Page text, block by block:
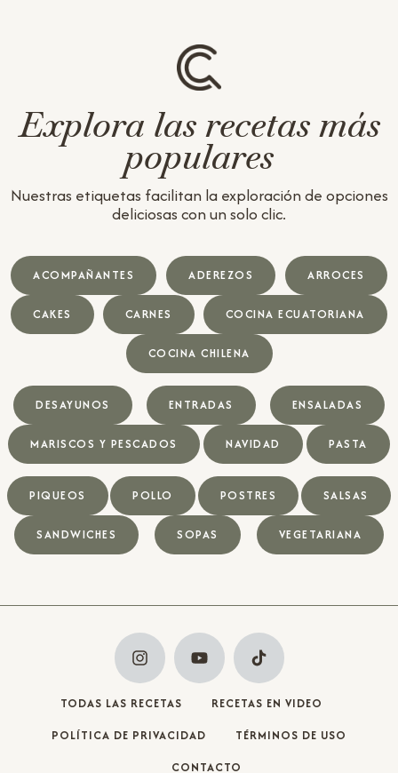
Explora las recetas más
populares
Nuestras etiquetas facilitan la exploración de opciones
deliciosas con un solo clic.
ACOMPAÑANTES ADEREZOS ARROCES
CAKES CARNES COCINA ECUATORIANA
COCINA CHILENA
DESAYUNOS ENTRADAS ENSALADAS
MARISCOS Y PESCADOS NAVIDAD PASTA
PIQUEOS POLLO POSTRES SALSAS
SANDWICHES SOPAS VEGETARIANA
TODAS LAS RECETAS
RECETAS EN VIDEO
POLÍTICA DE PRIVACIDAD
TÉRMINOS DE USO
CONTACTO